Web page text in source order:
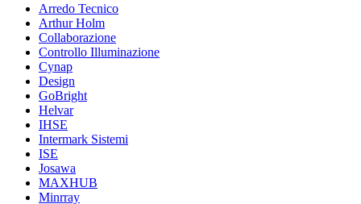
Arredo Tecnico
Arthur Holm
Collaborazione
Controllo Illuminazione
Cynap
Design
GoBright
Helvar
IHSE
Intermark Sistemi
ISE
Josawa
MAXHUB
Minrray